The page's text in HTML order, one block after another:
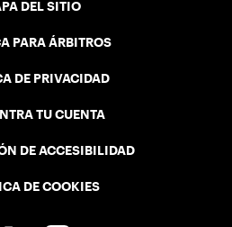
DEL SITIO
PARA ÁRBITROS
DE PRIVACIDAD
TU CUENTA
DE ACCESIBILIDAD
DE COOKIES